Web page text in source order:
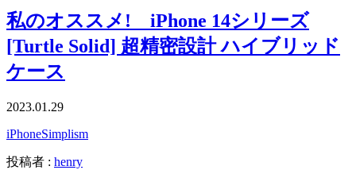
私のオススメ! iPhone 14シリーズ
[Turtle Solid] 超精密設計 ハイブリッド
ケース
2023.01.29
iPhoneSimplism
投稿者 : henry